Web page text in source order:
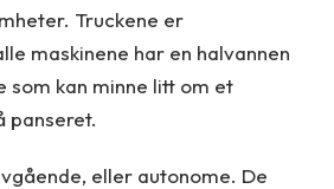
Truckene er
maskinene har en halvannen
som kan minne litt om et
panseret.
eller autonome. De